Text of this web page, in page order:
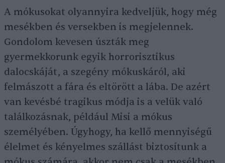
A mókusokat olyannyira kedveljük, hogy még
mesékben és versekben is megjelennek.
Gondolom kevesen úszták meg
gyermekkorunk egyik horrorisztikus
dalocskáját, a szegény mókuskáról, aki
felmászott a fára és eltörött a lába. De azért
van kevésbé tragikus módja is a velük való
találkozásnak, például Misi a mókus
személyében. Úgyhogy, ha kellő mennyiségű
élelmet és kényelmes szállást biztosítunk a